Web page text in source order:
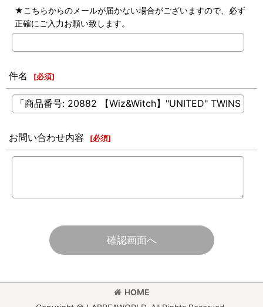
★こちらからのメールが届かない場合がございますので、必ず
正確にご入力お願い致します。
件名 [必須]
お問い合わせ内容 [必須]
確認画面へ
HOME